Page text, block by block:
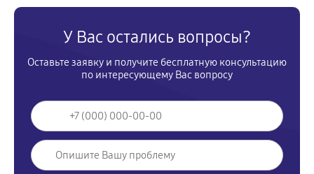
У Вас остались вопросы?
Оставьте заявку и получите бесплатную консультацию
по интересующему Вас вопросу